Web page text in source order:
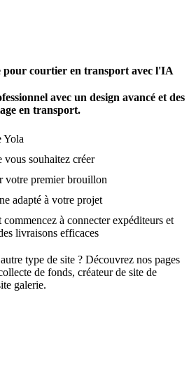
pour courtier en transport avec l'IA
avec un design avancé et des
en transport.
Yola
souhaitez créer
votre premier brouillon
adapté à votre projet
à connecter expéditeurs et
livraisons efficaces
type de site ? Découvrez nos pages
de fonds, créateur de site de
galerie.